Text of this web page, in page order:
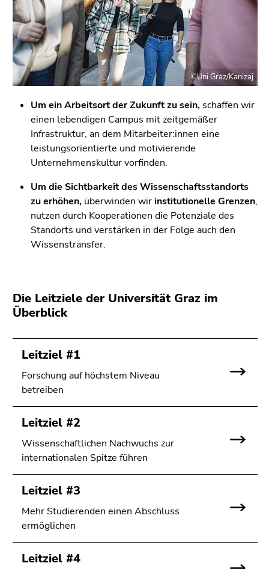
©Uni Graz/Kanizaj
Um ein Arbeitsort der Zukunft zu sein, schaffen wir
einen lebendigen Campus mit zeitgemäßer
Infrastruktur, an dem Mitarbeiter:innen eine
leistungsorientierte und motivierende
Unternehmenskultur vorfinden.
Um die Sichtbarkeit des Wissenschaftsstandorts
zu erhöhen, überwinden wir institutionelle Grenzen,
nutzen durch Kooperationen die Potenziale des
Standorts und verstärken in der Folge auch den
Wissenstransfer.
Die Leitziele der Universität Graz im
Überblick
Leitziel #1
Forschung auf höchstem Niveau
betreiben
Leitziel #2
Wissenschaftlichen Nachwuchs zur
internationalen Spitze führen
Leitziel #3
Mehr Studierenden einen Abschluss
ermöglichen
Leitziel #4